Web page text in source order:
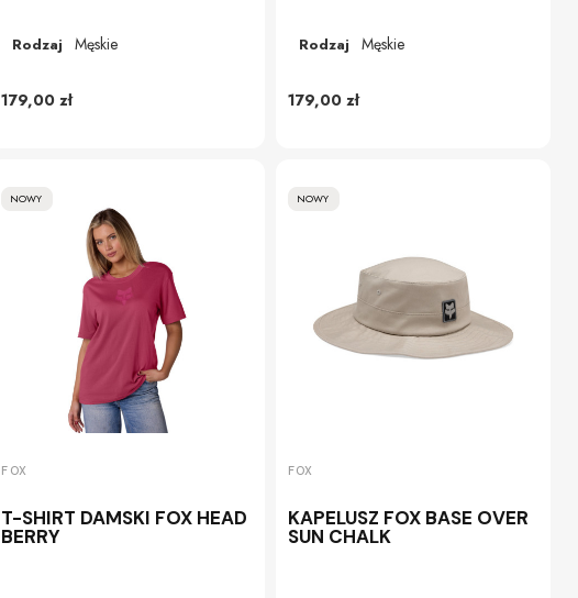
Rodzaj Męskie
179,00 zł
Rodzaj Męskie
179,00 zł
FOX
T-SHIRT DAMSKI FOX HEAD
BERRY
NOWY
FOX
KAPELUSZ FOX BASE OVER
SUN CHALK
NOWY